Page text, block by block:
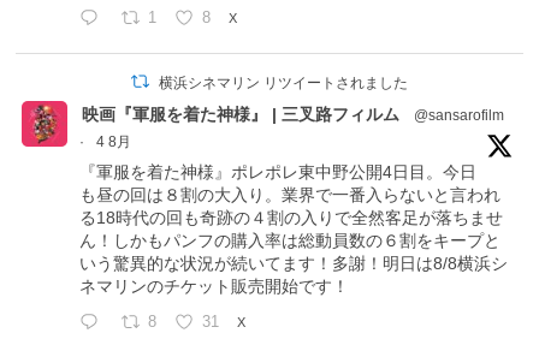
1 8 X
横浜シネマリン リツイートされました
映画『軍服を着た神様』 | 三叉路フィルム
@sansarofilm
·
4 8月
『軍服を着た神様』ポレポレ東中野公開4日目。今日
も昼の回は８割の大入り。業界で一番入らないと言われ
る18時代の回も奇跡の４割の入りで全然客足が落ちませ
ん！しかもパンフの購入率は総動員数の６割をキープと
いう驚異的な状況が続いてます！多謝！明日は8/8横浜シ
ネマリンのチケット販売開始です！
8 31 X